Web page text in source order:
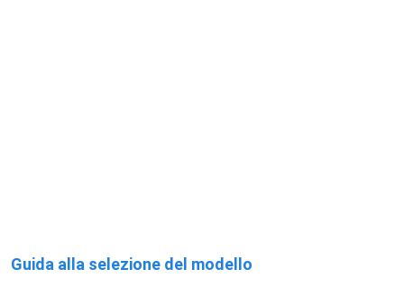
Guida alla selezione del modello